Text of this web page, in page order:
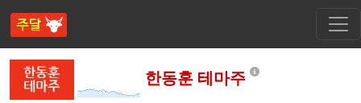
한동훈 테마주 Information